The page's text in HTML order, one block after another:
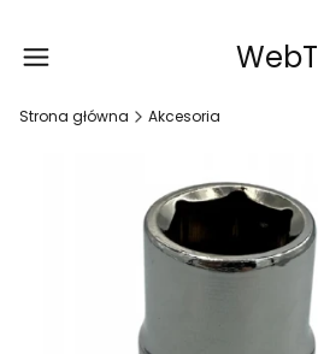
Strona główna Akcesoria